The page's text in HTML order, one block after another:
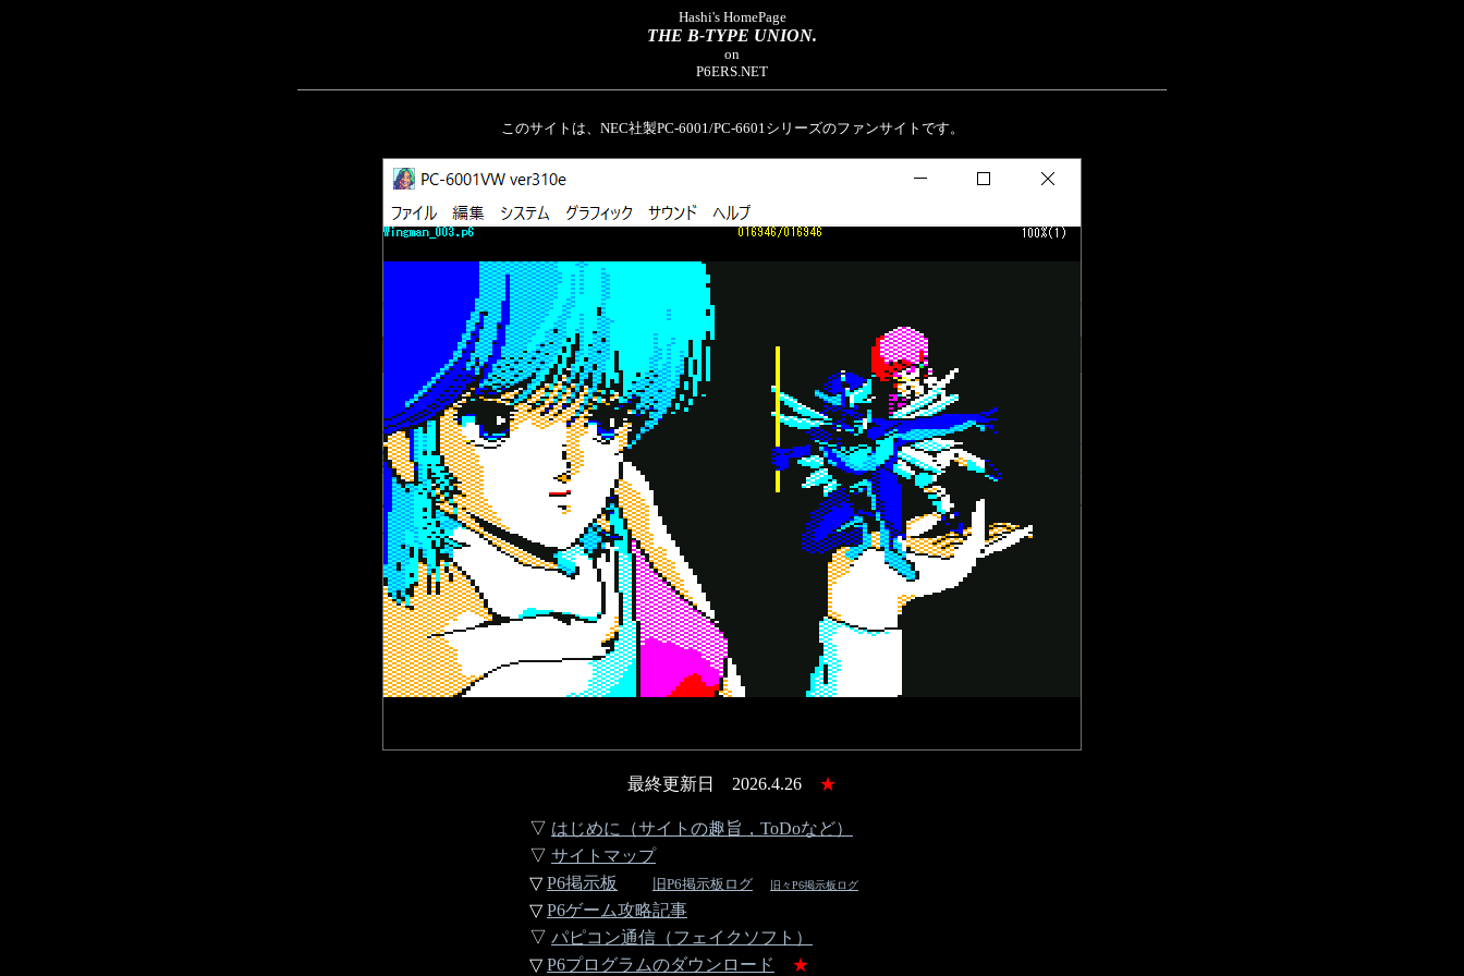
Hashi's HomePage
THE B-TYPE UNION.
on
P6ERS.NET
このサイトは、NEC社製PC-6001/PC-6601シリーズのファンサイトです。
最終更新日 2026.4.26 ★
▽ はじめに（サイトの趣旨，ToDoなど）
▽ サイトマップ
▽ P6掲示板 旧P6掲示板ログ 旧々P6掲示板ログ
▽ P6ゲーム攻略記事
▽ パピコン通信（フェイクソフト）
▽ P6プログラムのダウンロード ★